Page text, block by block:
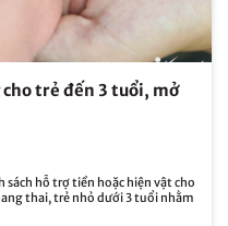
trẻ đến 3 tuổi, mở
hỗ trợ tiền hoặc hiện vật cho
thai, trẻ nhỏ dưới 3 tuổi nhằm